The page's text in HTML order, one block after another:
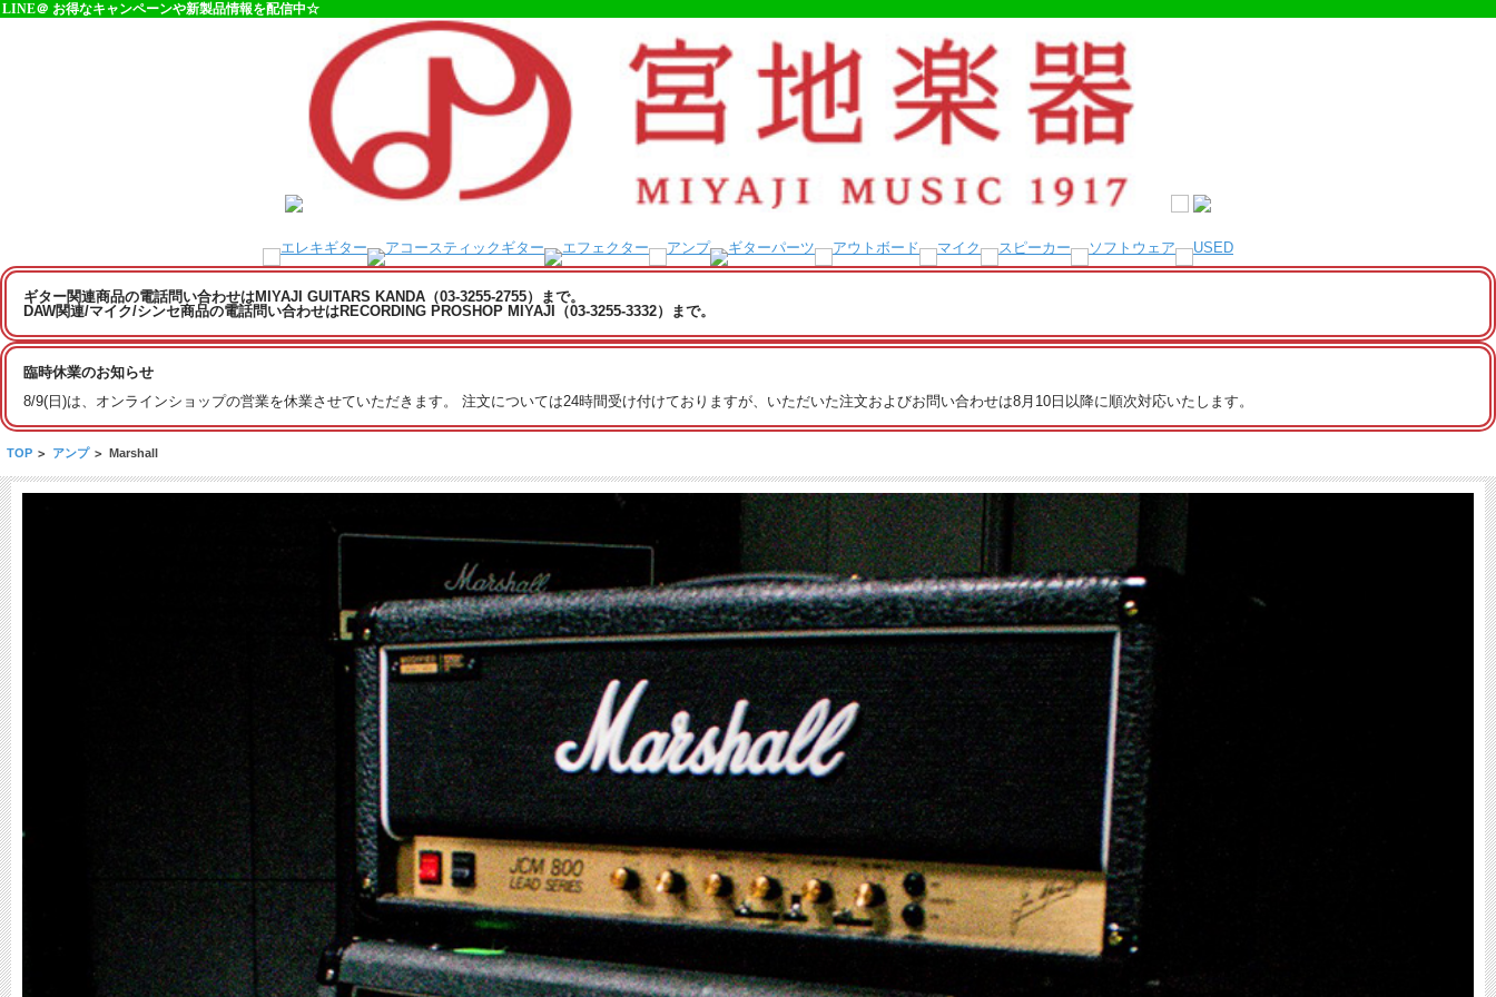
LINE＠ お得なキャンペーンや新製品情報を配信中☆
ギター関連商品の電話問い合わせはMIYAJI GUITARS KANDA（03-3255-2755）まで。
DAW関連/マイク/シンセ商品の電話問い合わせはRECORDING PROSHOP MIYAJI（03-3255-3332）まで。
臨時休業のお知らせ
8/9(日)は、オンラインショップの営業を休業させていただきます。 注文については24時間受け付けておりますが、いただいた注文およびお問い合わせは8月10日以降に順次対応いたします。
TOP > アンプ > Marshall